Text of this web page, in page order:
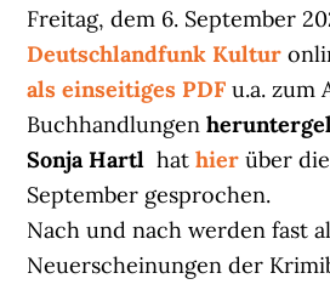
Freitag, dem 6. September
Deutschlandfunk Kultur
als einseitiges PDF u.a. zum
Buchhandlungen
Sonja Hartlhathier über
September gesprochen.
Nach und nach werden fast
Neuerscheinungen der